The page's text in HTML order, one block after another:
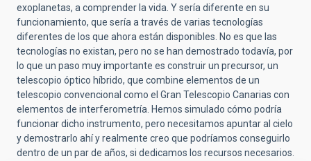
exoplanetas, a comprender la vida. Y sería diferente en su
funcionamiento, que sería a través de varias tecnologías
diferentes de los que ahora están disponibles. No es que las
tecnologías no existan, pero no se han demostrado todavía, por
lo que un paso muy importante es construir un precursor, un
telescopio óptico híbrido, que combine elementos de un
telescopio convencional como el Gran Telescopio Canarias con
elementos de interferometría. Hemos simulado cómo podría
funcionar dicho instrumento, pero necesitamos apuntar al cielo
y demostrarlo ahí y realmente creo que podríamos conseguirlo
dentro de un par de años, si dedicamos los recursos necesarios.